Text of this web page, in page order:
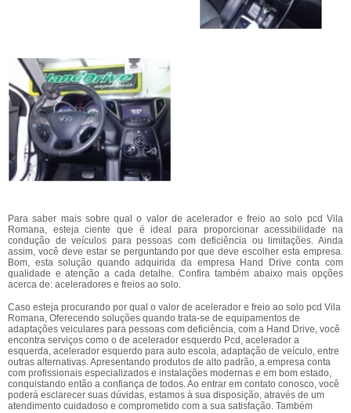
Para saber mais sobre qual o valor de acelerador e freio ao solo pcd Vila
Romana, esteja ciente que é ideal para proporcionar acessibilidade na
condução de veículos para pessoas com deficiência ou limitações. Ainda
assim, você deve estar se perguntando por que deve escolher esta empresa.
Bom, esta solução quando adquirida da empresa Hand Drive conta com
qualidade e atenção a cada detalhe. Confira também abaixo mais opções
acerca de: aceleradores e freios ao solo.
Caso esteja procurando por qual o valor de acelerador e freio ao solo pcd Vila
Romana, Oferecendo soluções quando trata-se de equipamentos de
adaptações veiculares para pessoas com deficiência, com a Hand Drive, você
encontra serviços como o de acelerador esquerdo Pcd, acelerador a
esquerda, acelerador esquerdo para auto escola, adaptação de veículo, entre
outras alternativas. Apresentando produtos de alto padrão, a empresa conta
com profissionais especializados e instalações modernas e em bom estado,
conquistando então a confiança de todos. Ao entrar em contato conosco, você
poderá esclarecer suas dúvidas, estamos à sua disposição, através de um
atendimento cuidadoso e comprometido com a sua satisfação. Também